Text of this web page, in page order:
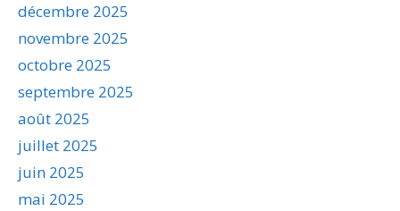
décembre 2025
novembre 2025
octobre 2025
septembre 2025
août 2025
juillet 2025
juin 2025
mai 2025